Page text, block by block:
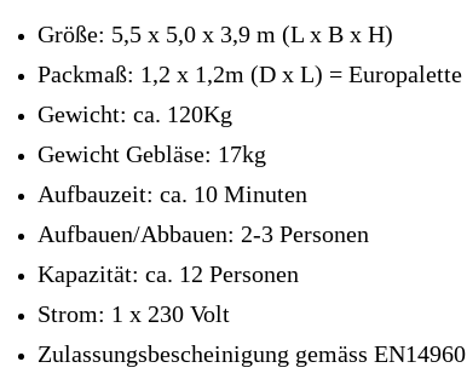
Größe: 5,5 x 5,0 x 3,9 m (L x B x H)
Packmaß: 1,2 x 1,2m (D x L) = Europalette
Gewicht: ca. 120Kg
Gewicht Gebläse: 17kg
Aufbauzeit: ca. 10 Minuten
Aufbauen/Abbauen: 2-3 Personen
Kapazität: ca. 12 Personen
Strom: 1 x 230 Volt
Zulassungsbescheinigung gemäss EN14960